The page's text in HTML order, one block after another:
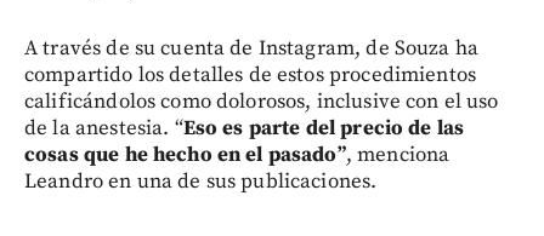
A través de su cuenta de Instagram, de Souza ha
compartido los detalles de estos procedimientos
calificándolos como dolorosos, inclusive con el uso
de la anestesia. “Eso es parte del precio de las
cosas que he hecho en el pasado”, menciona
Leandro en una de sus publicaciones.